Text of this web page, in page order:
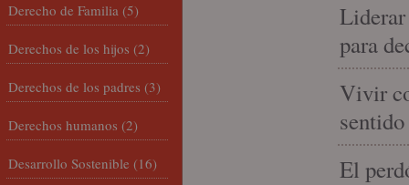
para
Vivir
El
Derecho de Familia (5)
Derechos de los hijos (2)
Derechos de los padres (3)
Derechos humanos (2)
Desarrollo Sostenible (16)